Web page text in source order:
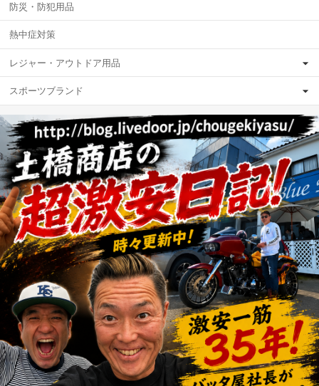
防災・防犯用品
熱中症対策
レジャー・アウトドア用品
スポーツブランド